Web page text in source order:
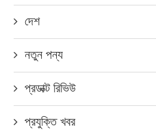
দেশ
নতুন পন্য
প্রডাক্ট রিভিউ
প্রযুক্তি খবর